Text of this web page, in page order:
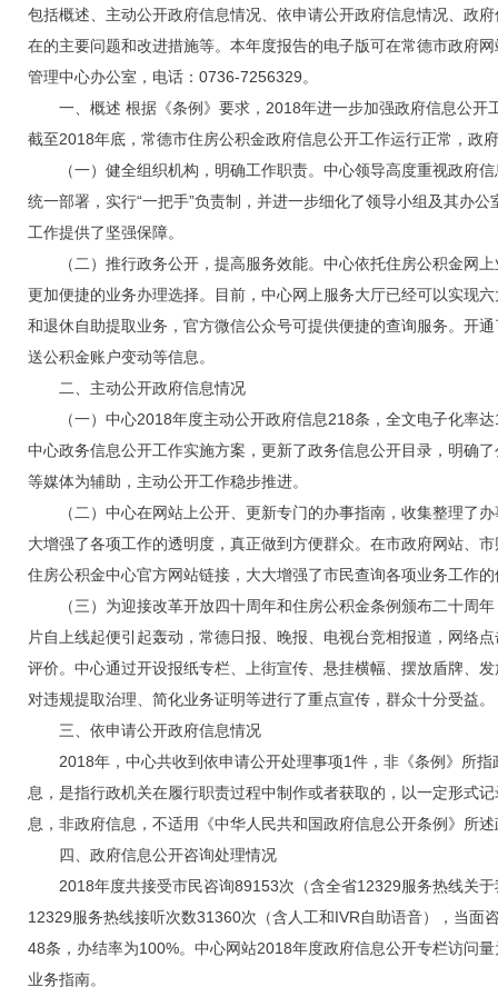
包括概述、主动公开政府信息情况、依申请公开政府信息情况、政
在的主要问题和改进措施等。本年度报告的电子版可在常德市政府
管理中心办公室，电话：0736-7256329。
一、概述 根据《条例》要求，2018年进一步加强政府信息公开
截至2018年底，常德市住房公积金政府信息公开工作运行正常，政
（一）健全组织机构，明确工作职责。中心领导高度重视政府信
统一部署，实行“一把手”负责制，并进一步细化了领导小组及其办
工作提供了坚强保障。
（二）推行政务公开，提高服务效能。中心依托住房公积金网上
更加便捷的业务办理选择。目前，中心网上服务大厅已经可以实现
和退休自助提取业务，官方微信公众号可提供便捷的查询服务。开
送公积金账户变动等信息。
二、主动公开政府信息情况
（一）中心2018年度主动公开政府信息218条，全文电子化率达
中心政务信息公开工作实施方案，更新了政务信息公开目录，明确
等媒体为辅助，主动公开工作稳步推进。
（二）中心在网站上公开、更新专门的办事指南，收集整理了办
大增强了各项工作的透明度，真正做到方便群众。在市政府网站、
住房公积金中心官方网站链接，大大增强了市民查询各项业务工作
（三）为迎接改革开放四十周年和住房公积金条例颁布二十周年
片自上线起便引起轰动，常德日报、晚报、电视台竞相报道，网络
评价。中心通过开设报纸专栏、上街宣传、悬挂横幅、摆放盾牌、
对违规提取治理、简化业务证明等进行了重点宣传，群众十分受益。
三、依申请公开政府信息情况
2018年，中心共收到依申请公开处理事项1件，非《条例》所指
息，是指行政机关在履行职责过程中制作或者获取的，以一定形式
息，非政府信息，不适用《中华人民共和国政府信息公开条例》所
四、政府信息公开咨询处理情况
2018年度共接受市民咨询89153次（含全省12329服务热线关于
12329服务热线接听次数31360次（含人工和IVR自助语音），当
48条，办结率为100%。中心网站2018年度政府信息公开专栏访问
业务指南。